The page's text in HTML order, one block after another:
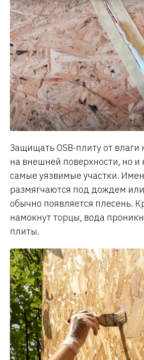
Защищать OSB-плиту от влаги
на внешней поверхности, но и
самые уязвимые участки.
размягчаются под дождем
обычно появляется плесень.
намокнут торцы, вода
плиты.